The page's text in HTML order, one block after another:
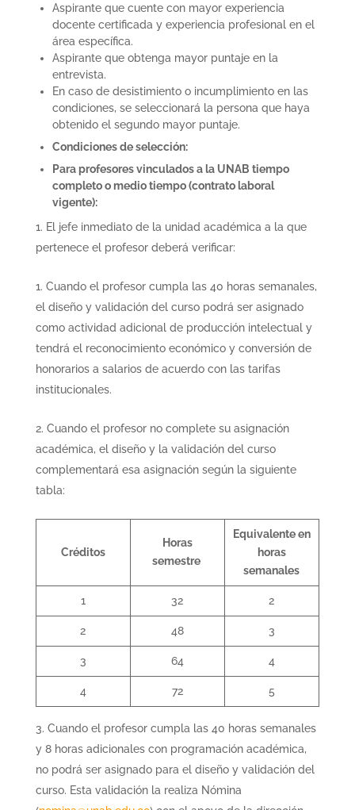
Aspirante que cuente con mayor experiencia
docente certificada y experiencia profesional en el
área específica.
Aspirante que obtenga mayor puntaje en la
entrevista.
En caso de desistimiento o incumplimiento en las
condiciones, se seleccionará la persona que haya
obtenido el segundo mayor puntaje.
Condiciones de selección:
Para profesores vinculados a la UNAB tiempo
completo o medio tiempo (contrato laboral
vigente):
El jefe inmediato de la unidad académica a la que
pertenece el profesor deberá verificar:
Cuando el profesor cumpla las 40 horas semanales,
el diseño y validación del curso podrá ser asignado
como actividad adicional de producción intelectual y
tendrá el reconocimiento económico y conversión de
honorarios a salarios de acuerdo con las tarifas
institucionales.
Cuando el profesor no complete su asignación
académica, el diseño y la validación del curso
complementará esa asignación según la siguiente
tabla:
Créditos
Horas
semestre
Equivalente en
horas
semanales
1 32 2
2 48 3
3 64 4
4 72 5
Cuando el profesor cumpla las 40 horas semanales
y 8 horas adicionales con programación académica,
no podrá ser asignado para el diseño y validación del
curso. Esta validación la realiza Nómina